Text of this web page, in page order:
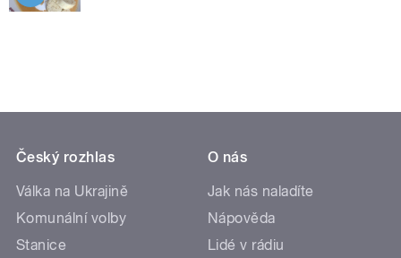
Český rozhlas
Válka na Ukrajině
Komunální volby
Stanice
O nás
Jak nás naladíte
Nápověda
Lidé v rádiu